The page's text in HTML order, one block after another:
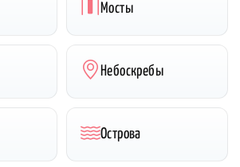
Мосты
Небоскребы
Острова